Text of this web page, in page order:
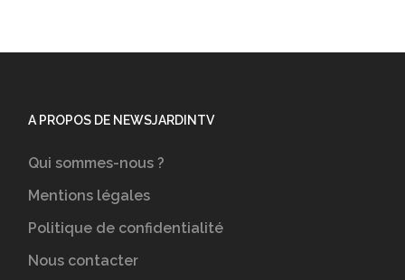
A PROPOS DE NEWSJARDINTV
Qui sommes-nous ?
Mentions légales
Politique de confidentialité
Nous contacter